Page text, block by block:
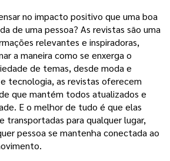
no impacto positivo que uma boa
de uma pessoa? As revistas são uma
relevantes e inspiradoras,
a maneira como se enxerga o
de temas, desde moda e
tecnologia, as revistas oferecem
que mantém todos atualizados e
E o melhor de tudo é que elas
transportadas para qualquer lugar,
pessoa se mantenha conectada ao